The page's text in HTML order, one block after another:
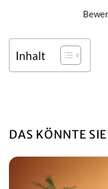
Inhalt
DAS KÖNNTE